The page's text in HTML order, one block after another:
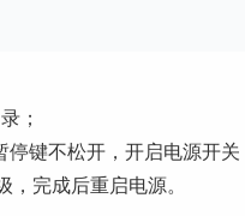
；
键不松开，开启电源开
完成后重启电源。